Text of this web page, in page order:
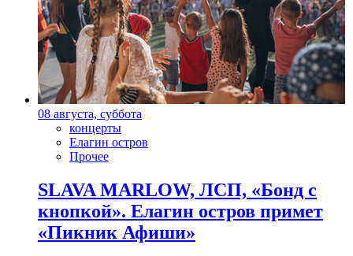
08 августа, суббота
концерты
Елагин остров
Прочее
SLAVA MARLOW, ЛСП, «Бонд с
кнопкой». Елагин остров примет
«Пикник Афиши»